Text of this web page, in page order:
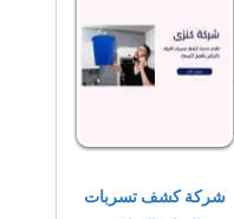
شركة كشف تسربات